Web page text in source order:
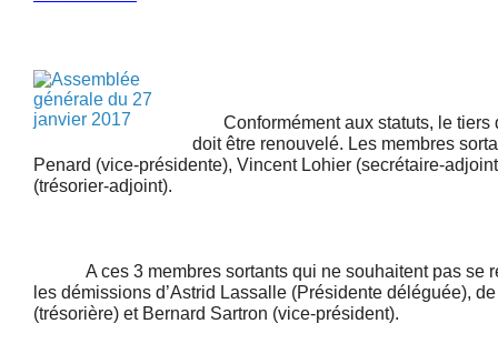
Conformément aux statuts, le tiers
doit être renouvelé. Les membres
Penard (vice-présidente), Vincent Lohier (secrétaire-
(trésorier-adjoint).
A ces 3 membres sortants qui ne souhaitent pas se
les démissions d’Astrid Lassalle (Présidente déléguée),
(trésorière) et Bernard Sartron (vice-président).